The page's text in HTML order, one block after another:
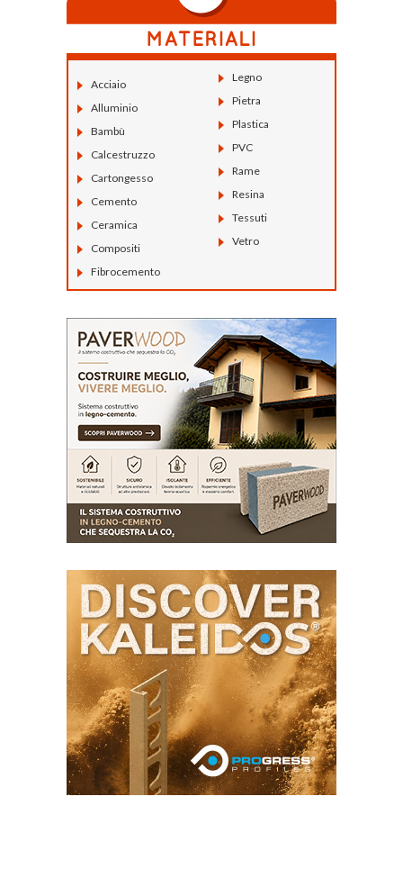
Acciaio
Alluminio
Bambù
Calcestruzzo
Cartongesso
Cemento
Ceramica
Compositi
Fibrocemento
Legno
Pietra
Plastica
PVC
Rame
Resina
Tessuti
Vetro